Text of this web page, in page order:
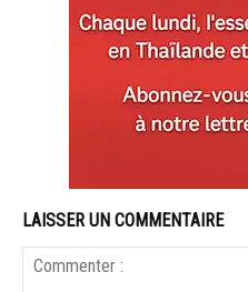
LAISSER UN COMMENTAIRE